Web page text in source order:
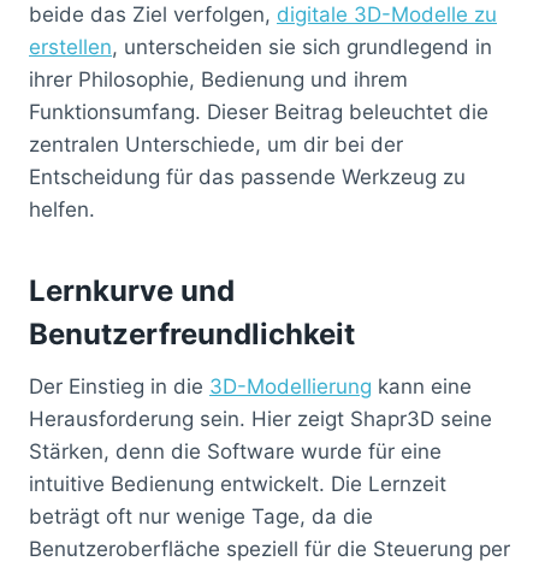
beide das Ziel verfolgen, digitale 3D-Modelle zu
erstellen, unterscheiden sie sich grundlegend in
ihrer Philosophie, Bedienung und ihrem
Funktionsumfang. Dieser Beitrag beleuchtet die
zentralen Unterschiede, um dir bei der
Entscheidung für das passende Werkzeug zu
helfen.
Lernkurve und
Benutzerfreundlichkeit
Der Einstieg in die 3D-Modellierung kann eine
Herausforderung sein. Hier zeigt Shapr3D seine
Stärken, denn die Software wurde für eine
intuitive Bedienung entwickelt. Die Lernzeit
beträgt oft nur wenige Tage, da die
Benutzeroberfläche speziell für die Steuerung per